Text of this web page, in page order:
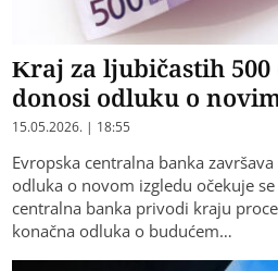
Kraj za ljubičastih 500
donosi odluku o
15.05.2026. | 18:55
Evropska centralna banka
odluka o novom izgledu očekuje
centralna banka privodi kraju
konačna odluka o budućem…